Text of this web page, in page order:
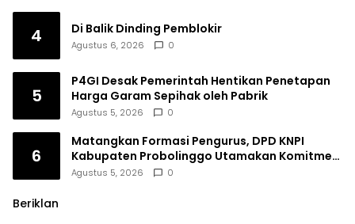
4 Di Balik Dinding Pemblokir
Agustus 6, 2026 0
5
P4GI Desak Pemerintah Hentikan Penetapan
Harga Garam Sepihak oleh Pabrik
Agustus 5, 2026 0
6
Matangkan Formasi Pengurus, DPD KNPI
Kabupaten Probolinggo Utamakan Komitmen
dan Kinerja
Agustus 5, 2026 0
Beriklan